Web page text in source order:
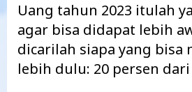
Uang tahun 2023 itulah
agar bisa didapat lebih
dicarilah siapa yang bisa
lebih dulu: 20 persen